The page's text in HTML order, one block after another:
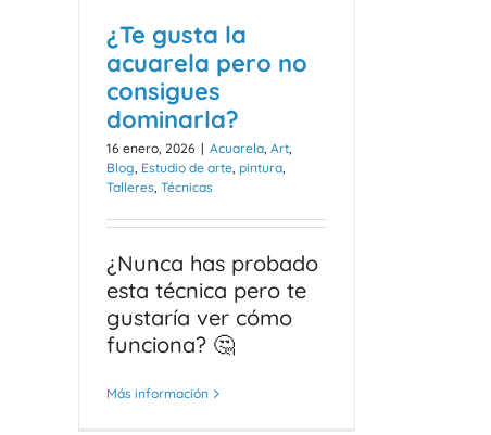
¿Te gusta la
acuarela pero no
consigues
dominarla?
16 enero, 2026 | Acuarela, Art,
Blog, Estudio de arte, pintura,
Talleres, Técnicas
¿Nunca has probado
esta técnica pero te
gustaría ver cómo
funciona? 🤔
Más información